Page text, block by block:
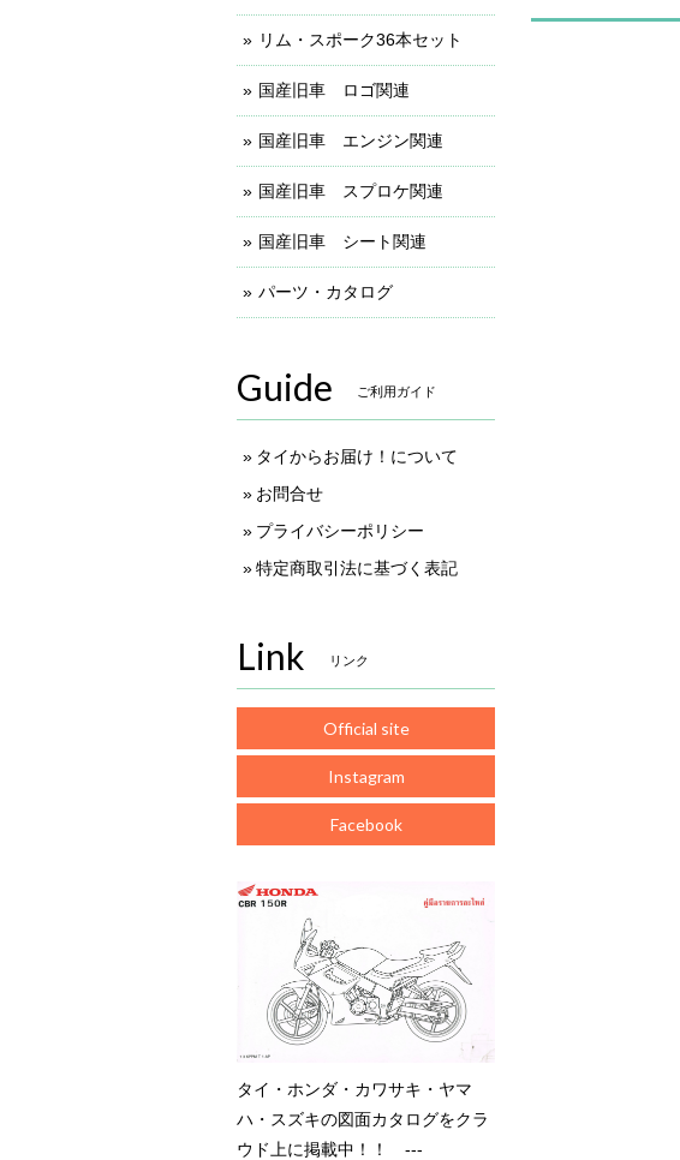
リム・スポーク36本セット
国産旧車 ロゴ関連
国産旧車 エンジン関連
国産旧車 スプロケ関連
国産旧車 シート関連
パーツ・カタログ
Guide ご利用ガイド
タイからお届け！について
お問合せ
プライバシーポリシー
特定商取引法に基づく表記
Link リンク
Official site
Instagram
Facebook
タイ・ホンダ・カワサキ・ヤマ
ハ・スズキの図面カタログをクラ
ウド上に掲載中！！ ---